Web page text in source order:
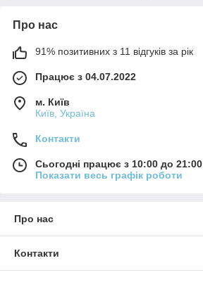
Про нас
91% позитивних з 11 відгуків за рік
Працює з 04.07.2022
м. Київ
Київ, Україна
Контакти
Сьогодні працює з 10:00 до 21:00
Показати весь графік роботи
Про нас
Контакти